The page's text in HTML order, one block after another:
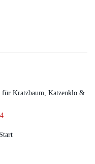
für Kratzbaum, Katzenklo &